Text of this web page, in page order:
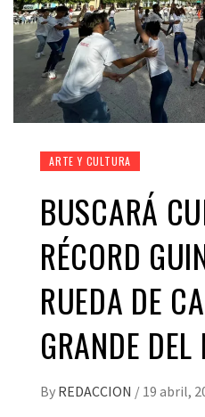
ARTE Y CULTURA
BUSCARÁ
RÉCORD
RUEDA DE
GRANDE
By REDACCION / 19 abril,